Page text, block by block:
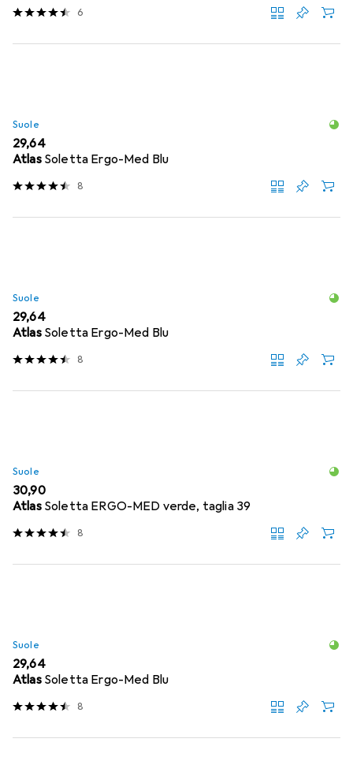
6
Suole
EUR
29,64
Atlas Soletta Ergo-Med Blu
8
Suole
EUR
29,64
Atlas Soletta Ergo-Med Blu
8
Suole
EUR
30,90
Atlas Soletta ERGO-MED verde, taglia 39
8
Suole
EUR
29,64
Atlas Soletta Ergo-Med Blu
8